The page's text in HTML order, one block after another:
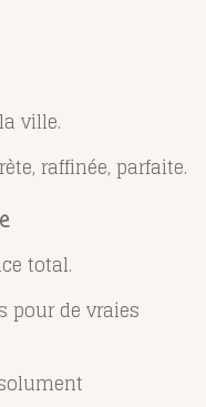
ville.
raffinée, parfaite.
total.
pour de vraies